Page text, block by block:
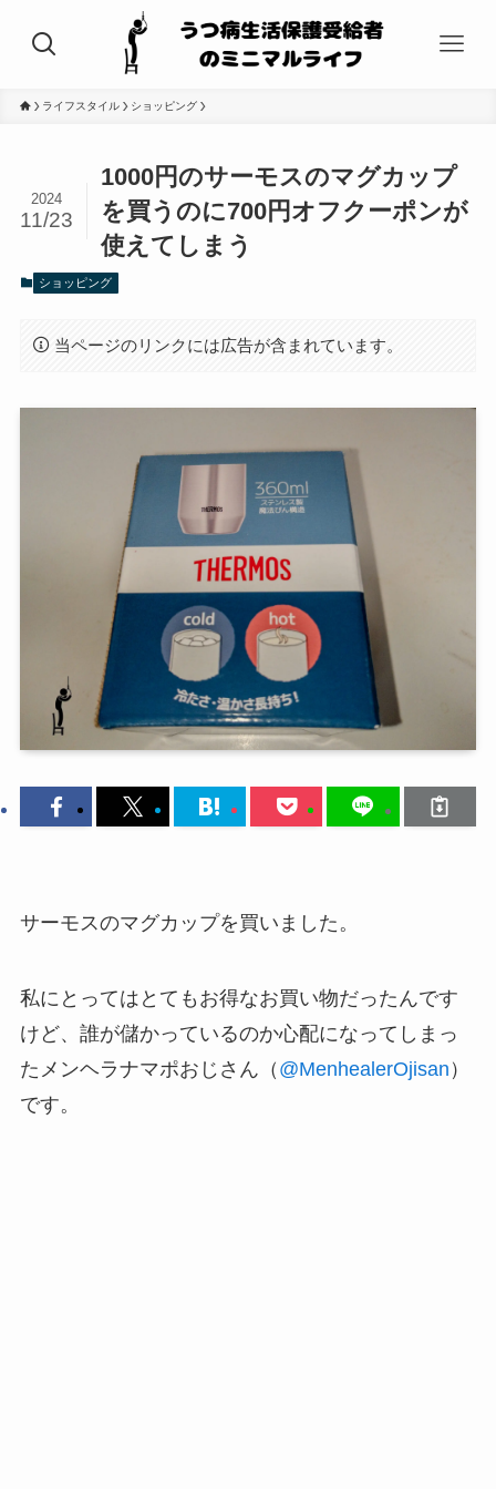
ライフスタイル ショッピング
1000円のサーモスのマグカップ
を買うのに700円オフクーポンが
使えてしまう
2024
11/23
ショッピング
当ページのリンクには広告が含まれています。
サーモスのマグカップを買いました。
私にとってはとてもお得なお買い物だったんです
けど、誰が儲かっているのか心配になってしまっ
たメンヘラナマポおじさん（ @MenhealerOjisan ）
です。